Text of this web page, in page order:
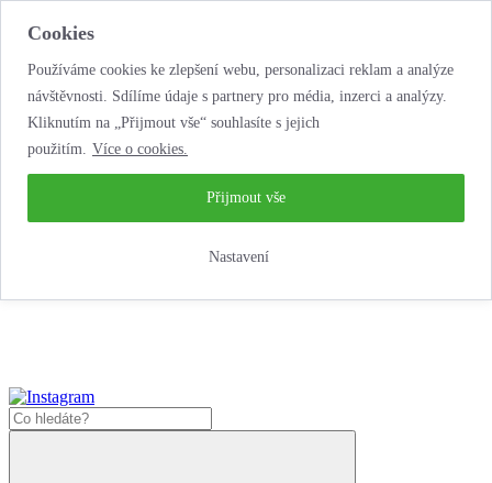
Cookies
Používáme cookies ke zlepšení webu, personalizaci reklam a analýze
návštěvnosti. Sdílíme údaje s partnery pro média, inzerci a analýzy.
Kliknutím na „Přijmout vše“ souhlasíte s jejich
použitím. Více o cookies.
Nastavení
Přijmout vše
...neobyčejná autopůjčovna!